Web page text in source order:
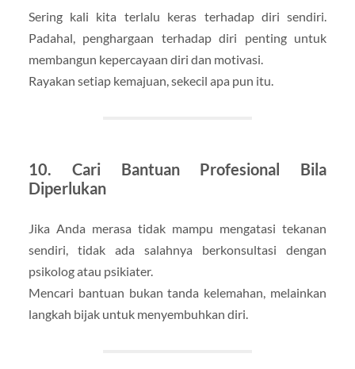
Sering kali kita terlalu keras terhadap diri sendiri.
Padahal, penghargaan terhadap diri penting untuk
membangun kepercayaan diri dan motivasi.
Rayakan setiap kemajuan, sekecil apa pun itu.
10. Cari Bantuan Profesional Bila
Diperlukan
Jika Anda merasa tidak mampu mengatasi tekanan
sendiri, tidak ada salahnya berkonsultasi dengan
psikolog atau psikiater.
Mencari bantuan bukan tanda kelemahan, melainkan
langkah bijak untuk menyembuhkan diri.